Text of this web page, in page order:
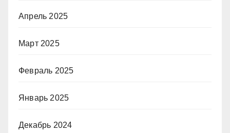
Апрель 2025
Март 2025
Февраль 2025
Январь 2025
Декабрь 2024